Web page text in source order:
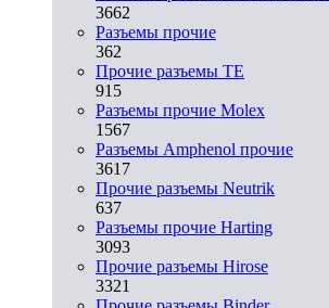
3662
Разъeмы прочие
362
Прочие разъемы TE
915
Разъемы прочие Molex
1567
Разъемы Amphenol прочие
3617
Прочие разъемы Neutrik
637
Разъемы прочие Harting
3093
Прочие разъемы Hirose
3321